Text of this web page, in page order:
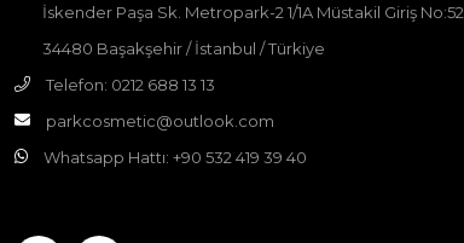
İskender Paşa Sk. Metropark-2 1/1A Müstakil Giriş No:52
34480 Başakşehir / İstanbul / Türkiye
Telefon: 0212 688 13 13
parkcosmetic@outlook.com
Whatsapp Hattı: +90 532 419 39 40